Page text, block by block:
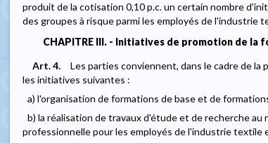
produit de la cotisation 0,10 p.c. un certain nombre
des groupes à risque parmi les employés de l'industrie
CHAPITRE III. - Initiatives de promotion de la
Art. 4.
Les parties conviennent, dans le cadre de
les initiatives suivantes :
a) l'organisation de formations de base et de
b) la réalisation de travaux d'étude et de recherche
professionnelle pour les employés de l'industrie textile